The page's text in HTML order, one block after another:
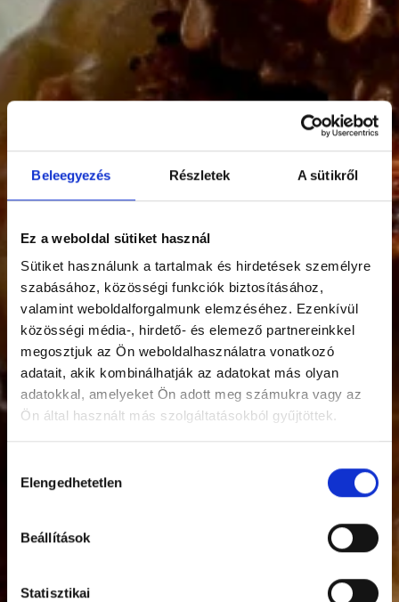
Beleegyezés Részletek A sütikről
Ez a weboldal sütiket használ
Sütiket használunk a tartalmak és hirdetések személyre
szabásához, közösségi funkciók biztosításához,
valamint weboldalforgalmunk elemzéséhez. Ezenkívül
közösségi média-, hirdető- és elemező partnereinkkel
megosztjuk az Ön weboldalhasználatra vonatkozó
adatait, akik kombinálhatják az adatokat más olyan
adatokkal, amelyeket Ön adott meg számukra vagy az
Ön által használt más szolgáltatásokból gyűjtöttek.
kiválasztása
Elengedhetetlen
Beállítások
Statisztikai